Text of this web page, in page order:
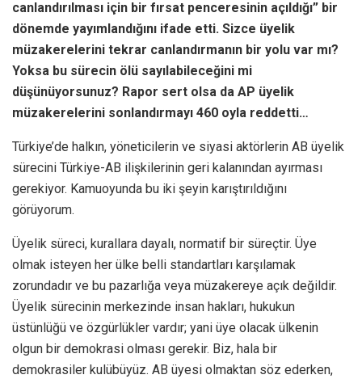
canlandırılması için bir fırsat penceresinin açıldığı” bir
dönemde yayımlandığını ifade etti. Sizce üyelik
müzakerelerini tekrar canlandırmanın bir yolu var mı?
Yoksa bu sürecin ölü sayılabileceğini mi
düşünüyorsunuz? Rapor sert olsa da AP üyelik
müzakerelerini sonlandırmayı 460 oyla reddetti…
Türkiye’de halkın, yöneticilerin ve siyasi aktörlerin AB üyelik
sürecini Türkiye-AB ilişkilerinin geri kalanından ayırması
gerekiyor. Kamuoyunda bu iki şeyin karıştırıldığını
görüyorum.
Üyelik süreci, kurallara dayalı, normatif bir süreçtir. Üye
olmak isteyen her ülke belli standartları karşılamak
zorundadır ve bu pazarlığa veya müzakereye açık değildir.
Üyelik sürecinin merkezinde insan hakları, hukukun
üstünlüğü ve özgürlükler vardır; yani üye olacak ülkenin
olgun bir demokrasi olması gerekir. Biz, hala bir
demokrasiler kulübüyüz. AB üyesi olmaktan söz ederken,